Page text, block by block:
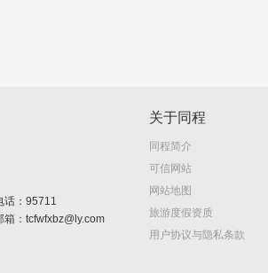
话：95711
箱：tcfwfxbz@ly.com
关于同程
同程简介
可信网站
网站地图
旅游度假资质
用户协议与隐私条款